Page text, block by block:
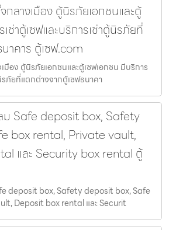
ลางเมือง ตู้นิรภัยเอกชนและตู้
ช่าตู้เซฟและบริการเช่าตู้นิรภัยที่
าคาร ตู้เซฟ.com
มือง ตู้นิรภัยเอกชนและตู้เซฟเอกชน มีบริการ
รภัยที่แตกต่างจากตู้เซฟธนาคา
ม Safe deposit box, Safety
box rental, Private vault,
และ Security box rental ตู้
deposit box, Safety deposit box, Safe
Deposit box rental และ Securit